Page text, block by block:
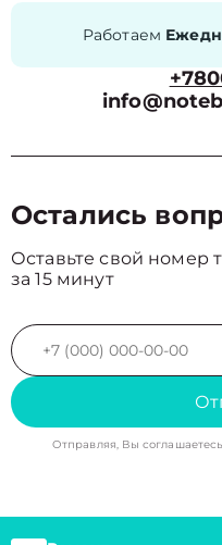
Работаем
Остались
Оставьте свой номер
за 15 минут
Отправляя, Вы